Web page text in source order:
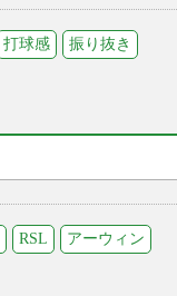
打球感 振り抜き
RSL アーウィン